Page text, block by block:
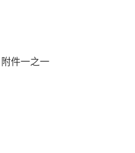
附件一之一